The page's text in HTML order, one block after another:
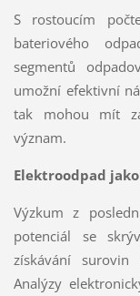
S rostoucím
bateriového
segmentů
umožní efektivní
tak mohou mít
význam.
Elektroodpad
Výzkum z
potenciál se
získávání
Analýzy